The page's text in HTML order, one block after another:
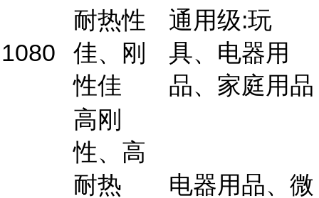
1080
耐热性
佳、刚
性佳
通用级:玩
具、电器用
品、家庭用品
高刚
性、高
耐热
电器用品、微